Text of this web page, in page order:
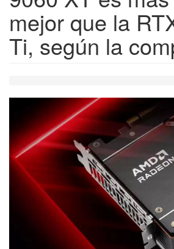
mejor que la
Ti, según la